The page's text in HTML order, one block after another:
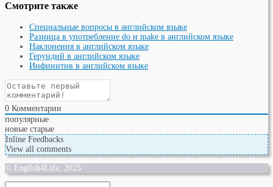
Смотрите также
Специальные вопросы в английском языке
Разница в употребление do и make в английском языке
Наклонения в английском языке
Герундий в английском языке
Инфинитив в английском языке
0 Комментарии
популярные
новые старые
Inline Feedbacks
View all comments
© English4Life, 2025